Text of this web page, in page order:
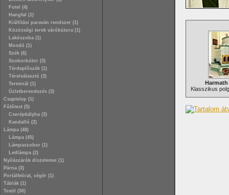
Fotel (4)
Hangfal (1)
Kiállítási paraván rendszer (1)
Közösségi terek váróbútora (1)
Lakószoba (1)
Mosdó (1)
Szék (6)
Szoborbútor (3)
Térdeplőszék (1)
Térelválasztó (3)
Terminál (1)
Üzletberendezés (3)
Csaptelep (1)
Fűtőtest (5)
Cserépkályha (3)
Kandalló (2)
Lámpa (48)
Lámpa (45)
Lámpaszobor (1)
Ledlámpa (2)
Nyílászárók díszelemei (1)
Párna (3)
Portálfelirat, cégér (1)
Táblák (1)
Textil (30)
Klasszikus